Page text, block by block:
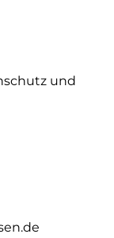
und